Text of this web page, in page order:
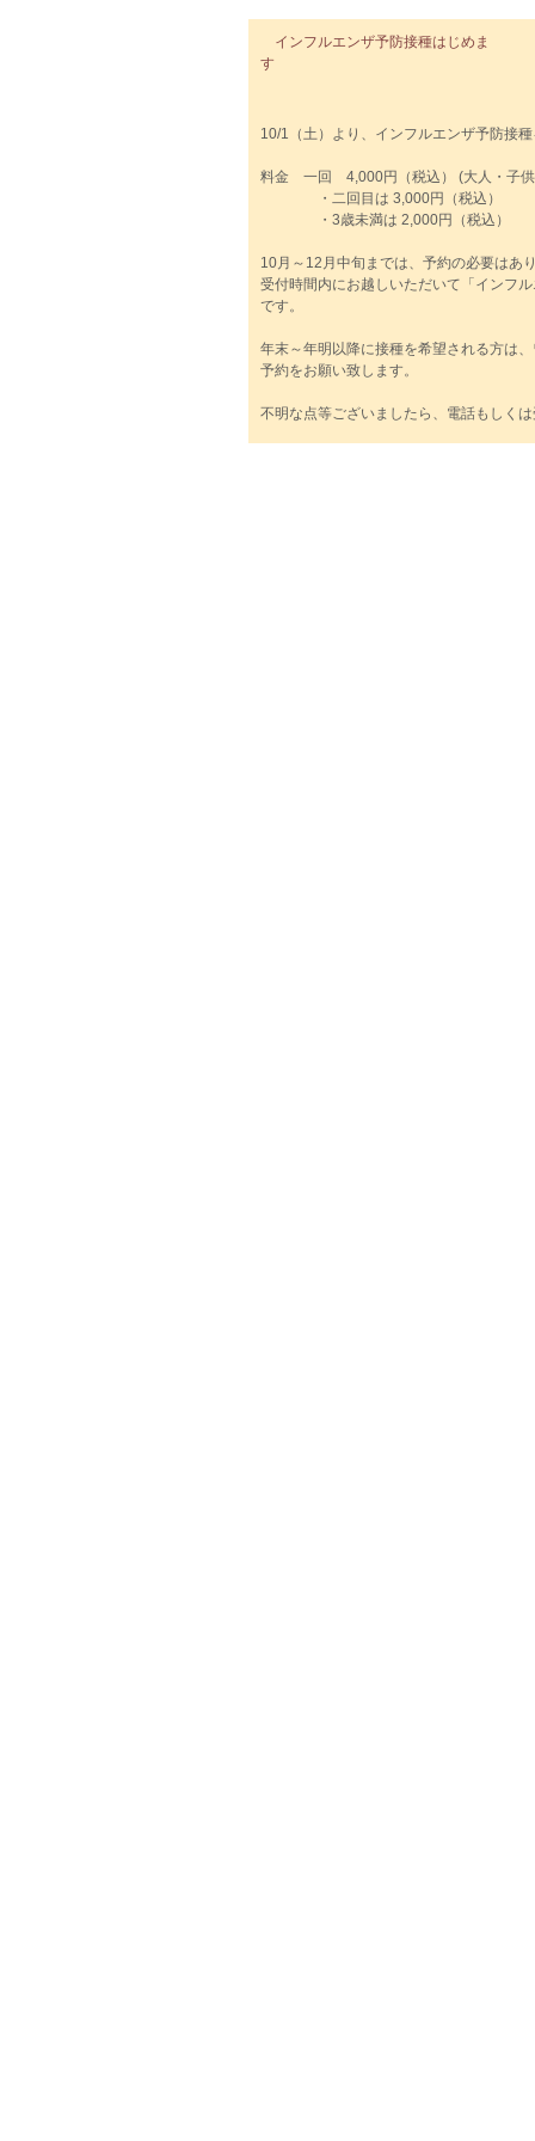
インフルエンザ予防接種はじめま
10/1（土）より、インフルエンザ予防接
料金 一回 4,000円（税込） (大人・子
・二回目は 3,000円（税込）
・3歳未満は 2,000円（税込）
10月～12月中旬までは、予約の必要はあ
受付時間内にお越しいただいて「インフ
です。
年末～年明以降に接種を希望される方は
予約をお願い致します。
不明な点等ございましたら、電話もしく